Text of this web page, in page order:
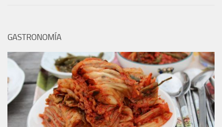
GASTRONOMÍA